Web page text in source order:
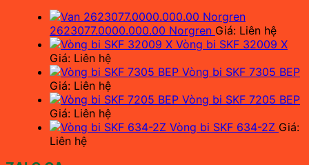
2623077.0000.000.00 Norgren Giá: Liên hệ
Vòng bi SKF 32009 X
Giá: Liên hệ
Vòng bi SKF 7305 BEP
Giá: Liên hệ
Vòng bi SKF 7205 BEP
Giá: Liên hệ
Vòng bi SKF 634-2Z Giá:
Liên hệ